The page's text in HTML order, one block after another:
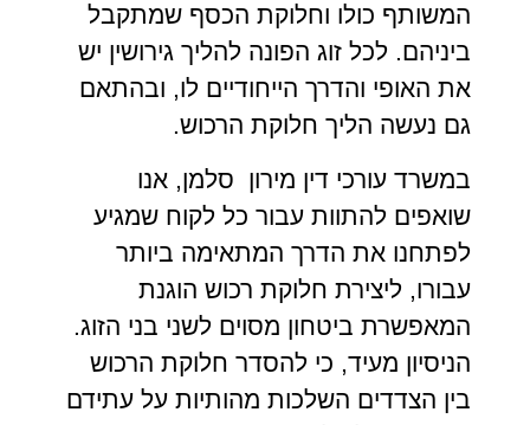
המשותף כולו וחלוקת הכסף שמתקבל
ביניהם. לכל זוג הפונה להליך גירושין יש
את האופי והדרך הייחודיים לו, ובהתאם
גם נעשה הליך חלוקת הרכוש.
במשרד עורכי דין מירון סלמן, אנו
שואפים להתוות עבור כל לקוח שמגיע
לפתחנו את הדרך המתאימה ביותר
עבורו, ליצירת חלוקת רכוש הוגנת
המאפשרת ביטחון מסוים לשני בני הזוג.
הניסיון מעיד, כי להסדר חלוקת הרכוש
בין הצדדים השלכות מהותיות על עתידם